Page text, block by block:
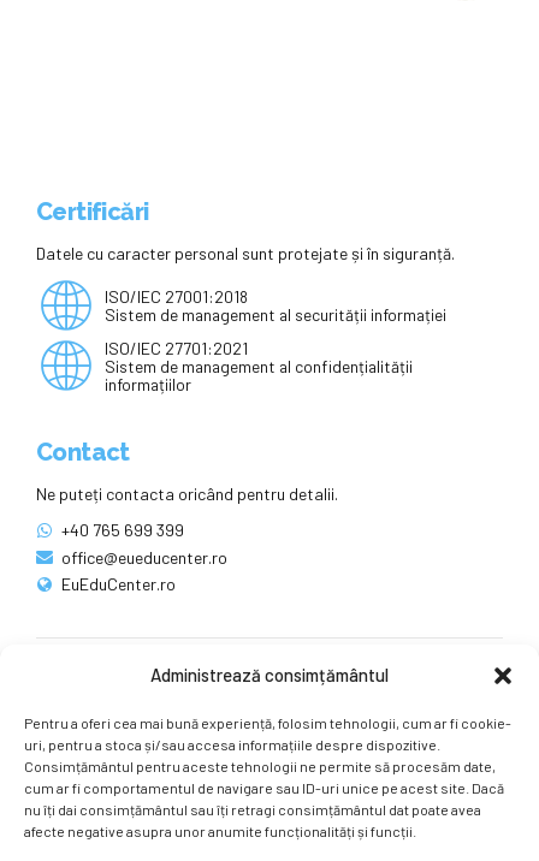
Administrează consimțământul
Pentru a oferi cea mai bună experiență, folosim tehnologii, cum ar fi cookie-
uri, pentru a stoca și/sau accesa informațiile despre dispozitive.
Consimțământul pentru aceste tehnologii ne permite să procesăm date,
cum ar fi comportamentul de navigare sau ID-uri unice pe acest site. Dacă
nu îți dai consimțământul sau îți retragi consimțământul dat poate avea
afecte negative asupra unor anumite funcționalități și funcții.
Certificări
Datele cu caracter personal sunt protejate și în siguranță.
ISO/IEC 27001:2018
Sistem de management al securității informației
ISO/IEC 27701:2021
Sistem de management al confidențialității
informațiilor
Contact
Ne puteți contacta oricând pentru detalii.
+40 765 699 399
office@eueducenter.ro
EuEduCenter.ro
Ne puteți găsi și pe rețelele sociale.